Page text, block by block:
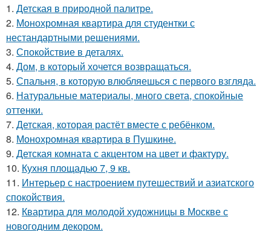
1. Детская в природной палитре.
2. Монохромная квартира для студентки с
нестандартными решениями.
3. Спокойствие в деталях.
4. Дом, в который хочется возвращаться.
5. Спальня, в которую влюбляешься с первого взгляда.
6. Натуральные материалы, много света, спокойные
оттенки.
7. Детская, которая растёт вместе с ребёнком.
8. Монохромная квартира в Пушкине.
9. Детская комната с акцентом на цвет и фактуру.
10. Кухня площадью 7, 9 кв.
11. Интерьер с настроением путешествий и азиатского
спокойствия.
12. Квартира для молодой художницы в Москве с
новогодним декором.